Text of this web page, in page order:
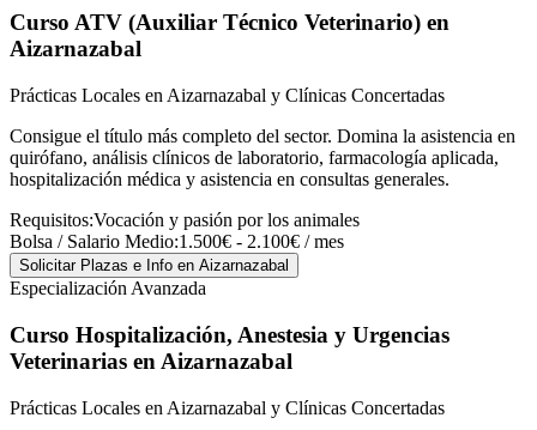
Curso ATV (Auxiliar Técnico Veterinario) en
Aizarnazabal
Prácticas Locales en Aizarnazabal y Clínicas Concertadas
Consigue el título más completo del sector. Domina la asistencia en
quirófano, análisis clínicos de laboratorio, farmacología aplicada,
hospitalización médica y asistencia en consultas generales.
Requisitos:Vocación y pasión por los animales
Bolsa / Salario Medio:1.500€ - 2.100€ / mes
Solicitar Plazas e Info en Aizarnazabal
Especialización Avanzada
Curso Hospitalización, Anestesia y Urgencias
Veterinarias en Aizarnazabal
Prácticas Locales en Aizarnazabal y Clínicas Concertadas